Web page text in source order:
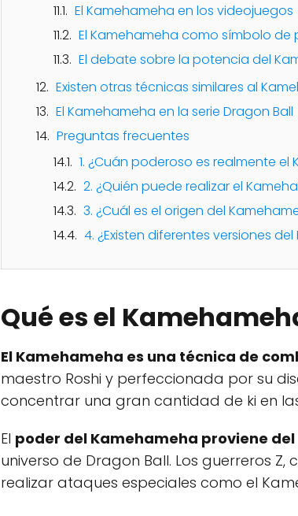
El Kamehameha en los videojuegos
El Kamehameha como símbolo de
El debate sobre la potencia del
Existen otras técnicas similares al
El Kamehameha en la serie Dragon Ball
Preguntas frecuentes
1. ¿Cuán poderoso es realmente el
2. ¿Quién puede realizar el
3. ¿Cuál es el origen del
4. ¿Existen diferentes versiones
Qué es el
El Kamehameha es una técnica de
maestro Roshi y perfeccionada por su
concentrar una gran cantidad de ki en
El poder del Kamehameha proviene del
universo de Dragon Ball. Los guerreros
realizar ataques especiales como el